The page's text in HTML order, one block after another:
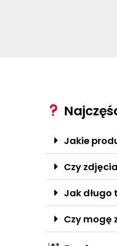
Jakie
Czy
Jak długo
Czy mogę